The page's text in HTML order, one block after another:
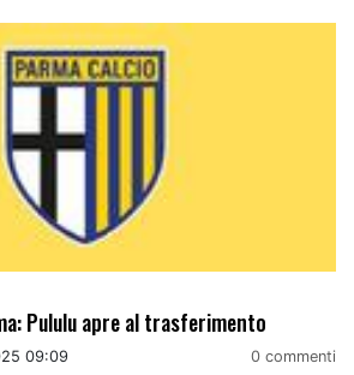
Pululu apre al trasferimento
09:09 0 commenti